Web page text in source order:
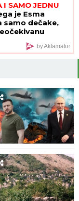
I SAMO JEDNU
je Esma
samo dečake,
by Aklamator